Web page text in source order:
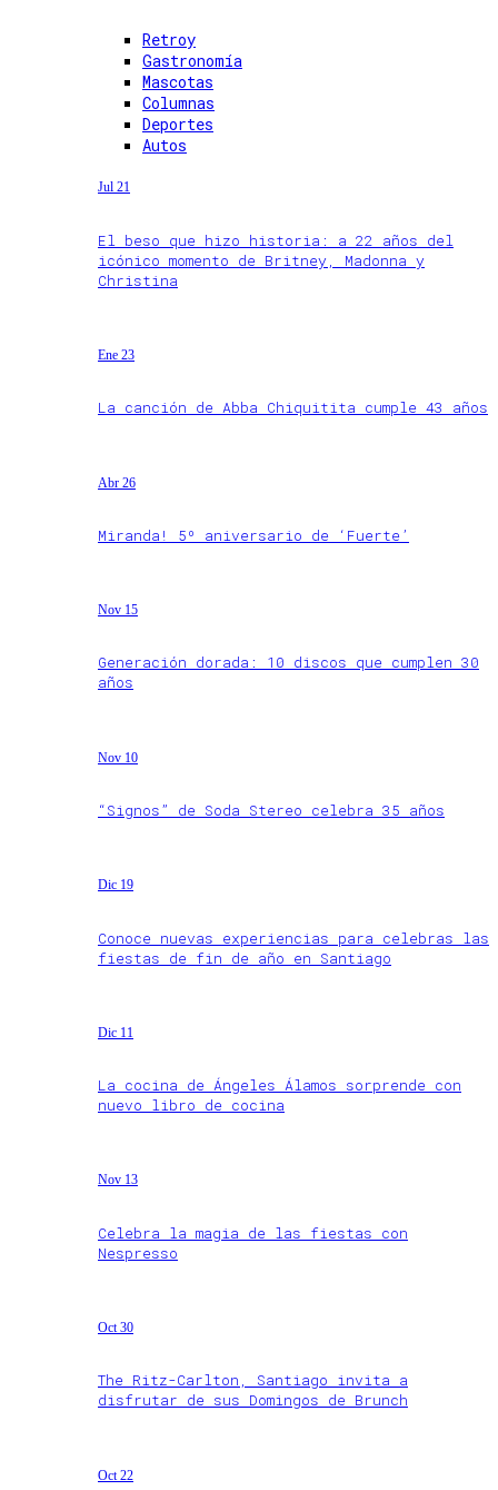
Retroy
Gastronomía
Mascotas
Columnas
Deportes
Autos
Jul 21
El beso que hizo historia: a 22 años del
icónico momento de Britney, Madonna y
Christina
Ene 23
La canción de Abba Chiquitita cumple 43 años
Abr 26
Miranda! 5º aniversario de ‘Fuerte’
Nov 15
Generación dorada: 10 discos que cumplen 30
años
Nov 10
“Signos” de Soda Stereo celebra 35 años
Dic 19
Conoce nuevas experiencias para celebras las
fiestas de fin de año en Santiago
Dic 11
La cocina de Ángeles Álamos sorprende con
nuevo libro de cocina
Nov 13
Celebra la magia de las fiestas con
Nespresso
Oct 30
The Ritz-Carlton, Santiago invita a
disfrutar de sus Domingos de Brunch
Oct 22